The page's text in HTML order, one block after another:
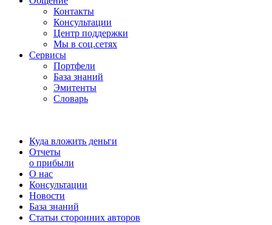
Контакты
Консультации
Центр поддержки
Мы в соц.сетях
Сервисы
Портфели
База знаний
Эмитенты
Словарь
Куда вложить деньги
Отчеты
о прибыли
О нас
Консультации
Новости
База знаний
Статьи сторонних авторов